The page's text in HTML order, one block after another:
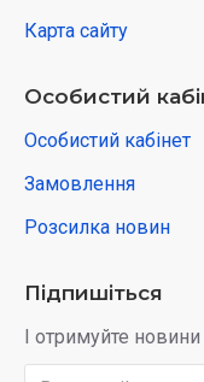
Карта сайту
Особистий
Особистий кабінет
Замовлення
Розсилка новин
Підпишіться
І отримуйте новини